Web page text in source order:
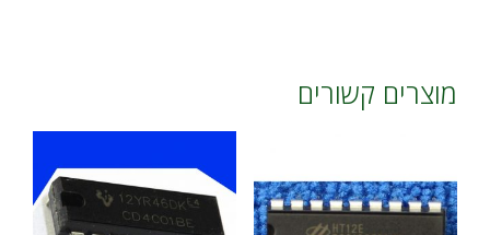
מוצרים קשורים